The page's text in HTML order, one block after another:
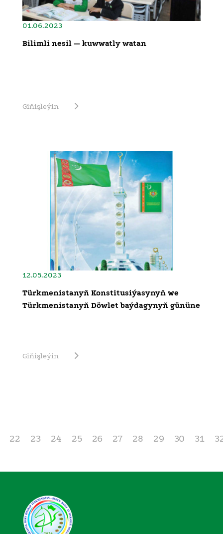
01.06.2023
Bilimli nesil — kuwwatly watan
Giňişleýin
12.05.2023
Türkmenistanyň Konstitusiýasynyň we
Türkmenistanyň Döwlet baýdagynyň gününe
Giňişleýin
22 23 24 25 26 27 28 29 30 31